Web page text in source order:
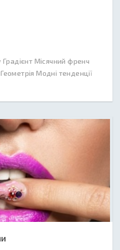
Градієнт Місячний френч
Модні тенденції